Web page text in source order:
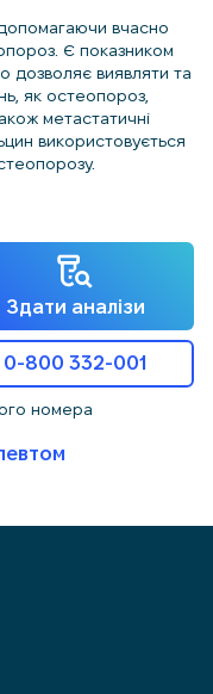
допомагаючи вчасно
Є показником
дозволяє виявляти та
як остеопороз,
метастатичні
використовується
Здати аналізи
0-800 332-001
номера